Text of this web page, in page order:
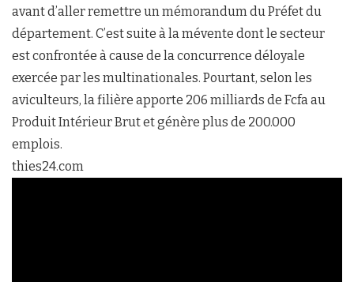
avant d’aller remettre un mémorandum du Préfet du
département. C’est suite à la mévente dont le secteur
est confrontée à cause de la concurrence déloyale
exercée par les multinationales. Pourtant, selon les
aviculteurs, la filière apporte 206 milliards de Fcfa au
Produit Intérieur Brut et génère plus de 200.000
emplois.
thies24.com